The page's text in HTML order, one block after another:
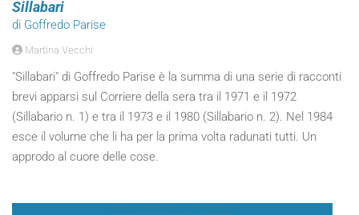
Sillabari
di Goffredo Parise
Martina Vecchi
"Sillabari" di Goffredo Parise è la summa di una serie di racconti
brevi apparsi sul Corriere della sera tra il 1971 e il 1972
(Sillabario n. 1) e tra il 1973 e il 1980 (Sillabario n. 2). Nel 1984
esce il volume che li ha per la prima volta radunati tutti. Un
approdo al cuore delle cose.